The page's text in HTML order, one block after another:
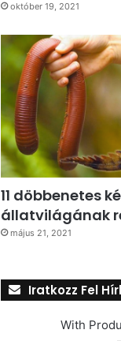
október 19, 2021
11 döbbenetes
állatvilágának
május 21, 2021
Iratkozz Fel
With